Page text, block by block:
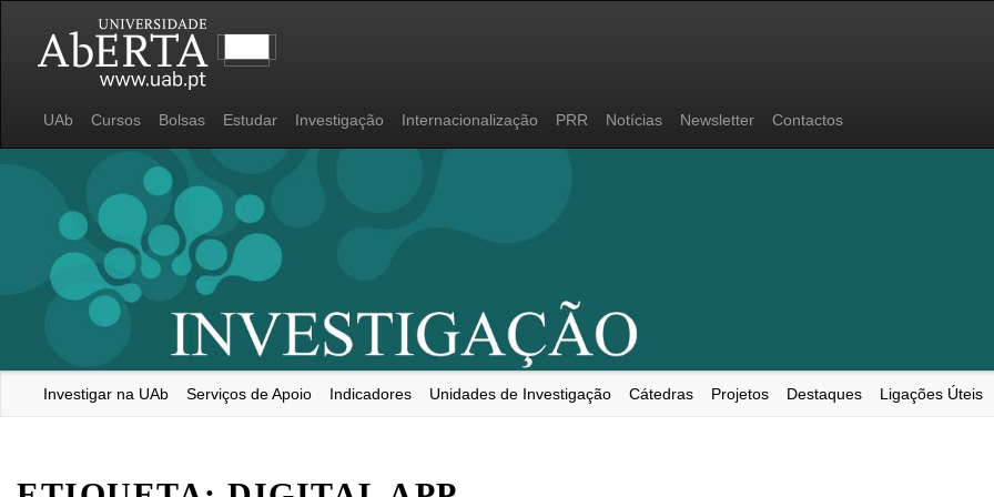
UAb Cursos Bolsas Estudar Investigação Internacionalização PRR Notícias Newsletter Contactos
Investigar na UAb Serviços de Apoio Indicadores Unidades de Investigação Cátedras Projetos Destaques Ligações Úteis